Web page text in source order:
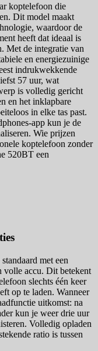
koptelefoon die
Dit model maakt
waardoor de
heeft dat ideaal is
Met de integratie van
en energiezuinige
indrukwekkende
57 uur, wat
is volledig gericht
en het inklapbare
in elke tas past.
app kun je de
Wie prijzen
koptelefoon zonder
520BT een
met een
volle accu. Dit betekent
slechts één keer
op te laden. Wanneer
uitkomst: na
kun je weer drie uur
Volledig opladen
ratio is tussen